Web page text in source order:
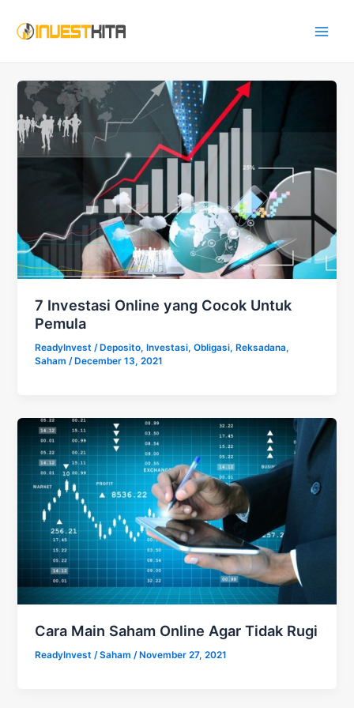
7 Investasi Online yang Cocok Untuk
Pemula
ReadyInvest/ Deposito, Investasi,Obligasi, Reksadana,
Saham / December 13, 2021
Cara Main Saham Online Agar Tidak Rugi
ReadyInvest/Saham / November 27, 2021